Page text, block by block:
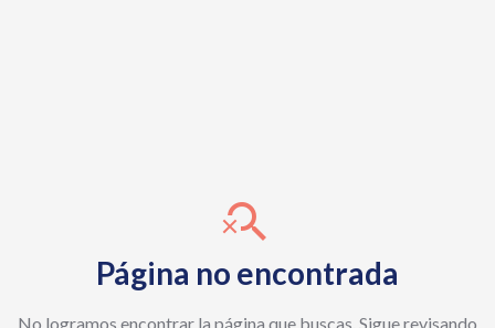
search_off
Página no encontrada
No logramos encontrar la página que buscas. Sigue revisando